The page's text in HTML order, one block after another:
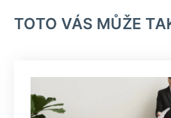
TOTO VÁS MŮŽE